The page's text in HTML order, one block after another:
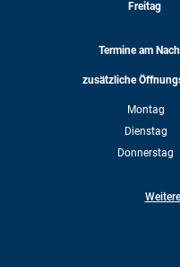
Freitag
Termine am
zusätzliche
Montag
Dienstag
Donnerstag